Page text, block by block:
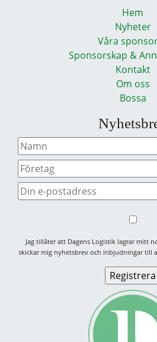
Hem
Nyheter
Våra
Sponsorskap &
Kontakt
Om oss
Bossa
Jag tillåter att Dagens Logistik lagrar mitt
skickar mig nyhetsbrev och inbjudningar till